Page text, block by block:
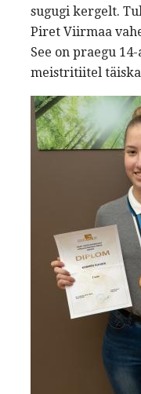
sugugi kergelt.
Piret Viirmaa
See on praegu
meistritiitel